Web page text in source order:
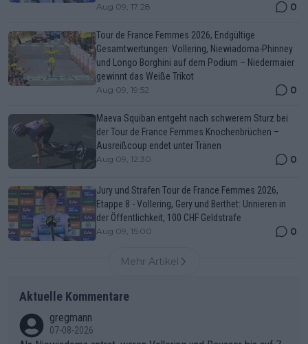
Aug 09, 17:28 0
Tour de France Femmes 2026, Endgültige
Gesamtwertungen: Vollering, Niewiadoma-Phinney
und Longo Borghini auf dem Podium – Niedermaier
gewinnt das Weiße Trikot
Aug 09, 19:52 0
Maeva Squiban entgeht nach schwerem Sturz bei
der Tour de France Femmes Knochenbrüchen –
Ausreißcoup endet unter Tränen
Aug 09, 12:30 0
Jury und Strafen Tour de France Femmes 2026,
Etappe 8 - Vollering, Gery und Berthet: Urinieren in
der Öffentlichkeit, 100 CHF Geldstrafe
Aug 09, 15:00 0
Mehr Artikel
Aktuelle Kommentare
gregmann
07-08-2026